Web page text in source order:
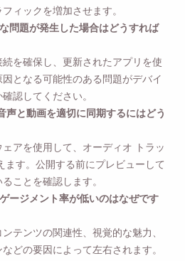
ィックを増加させます。
問題が発生した場合はどうすれば
を確保し、更新されたアプリを使
となる可能性のある問題がデバイ
認してください。
声と動画を適切に同期するにはどう
アを使用して、オーディオ トラッ
ます。公開する前にプレビューして
ことを確認します。
ージメント率が低いのはなぜです
テンツの関連性、視覚的な魅力、
どの要因によって左右されます。